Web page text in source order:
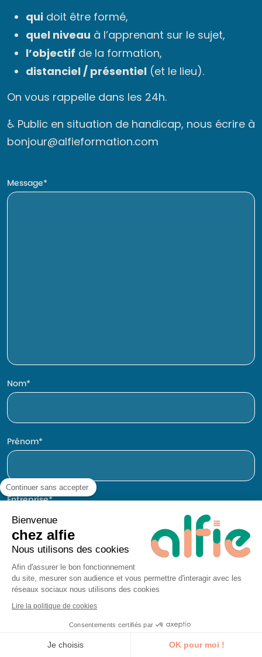
qui doit être formé,
quel niveau à l’apprenant sur le sujet,
l’objectif de la formation,
distanciel / présentiel (et le lieu).
On vous rappelle dans les 24h.
♿ Public en situation de handicap, nous écrire à
bonjour@alfieformation.com
Message
Nom
Prénom
Entreprise
Continuer sans accepter
Bienvenue
chez alfie
Nous utilisons des cookies
Afin d'assurer le bon fonctionnement
du site, mesurer son audience et vous permettre d'interagir avec les
réseaux sociaux nous utilisons des cookies
Lire la politique de cookies
Consentements certifiés par
Je choisis OK pour moi !